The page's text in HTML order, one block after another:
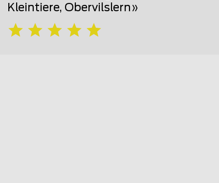
Kleintiere, Obervilslern»